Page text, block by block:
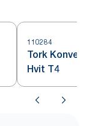
110284
Tork
Hvit T4